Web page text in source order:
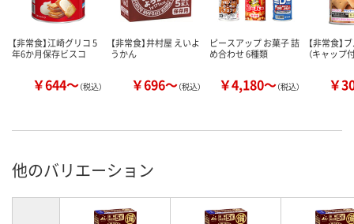
【非常食】江崎グリコ 5
年6か月保存ビスコ
￥644～（税込）
【非常食】井村屋 えいよ
うかん
￥696～（税込）
ピースアップ お菓子 詰
め合わせ 6種類
￥4,180～（税込）
【非常食】
（キャップ
￥
他のバリエーション